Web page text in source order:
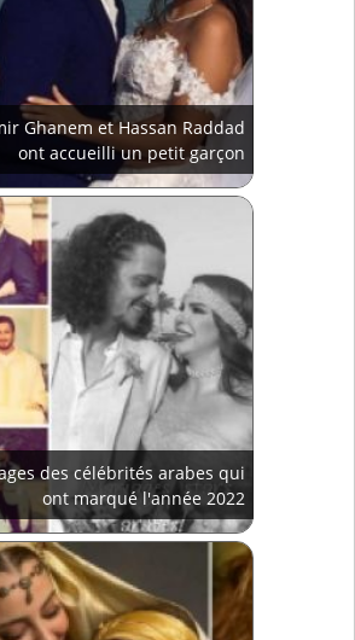
Ghanem et Hassan Raddad
ont accueilli un petit garçon
des célébrités arabes qui
ont marqué l'année 2022